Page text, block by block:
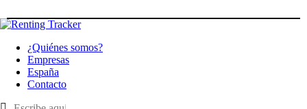
¿Quiénes somos?
Empresas
España
Contacto